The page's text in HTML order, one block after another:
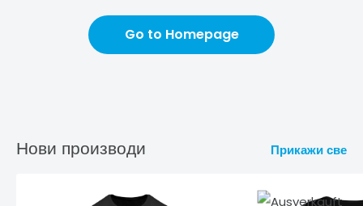
Go to Homepage
Нови производи Прикажи све